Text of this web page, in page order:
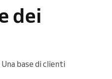
dei
base di clienti